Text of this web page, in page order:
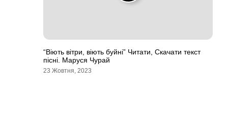
“Віють вітри, віють буйні” Читати, Скачати текст
пісні. Маруся Чурай
23 Жовтня, 2023